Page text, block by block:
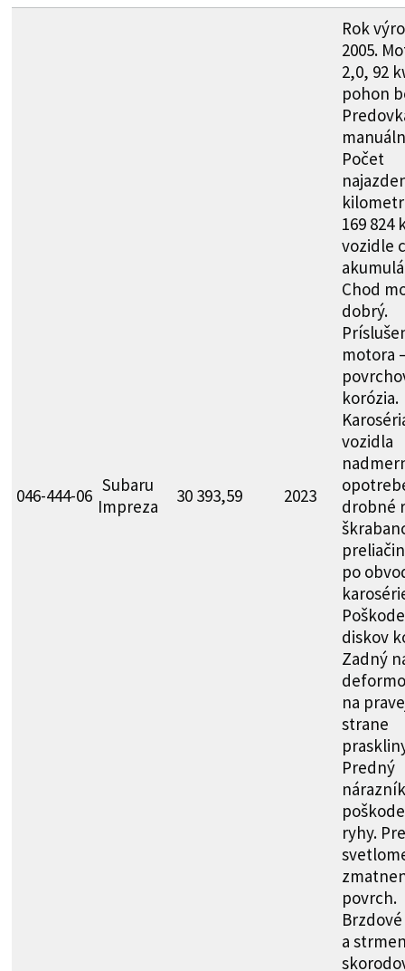
046-444-06 Subaru
Impreza
30 393,59 2023
Rok
2005.
2,0, 92
pohon
Počet
169 824
vozidle
Chod
dobrý.
motora
korózia.
vozidla
drobné
po
diskov
Zadný
na
strane
Predný
ryhy.
povrch.
a